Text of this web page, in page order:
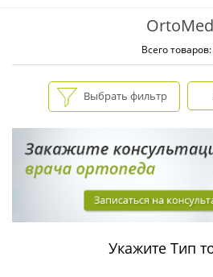
OrtoMed
Всего
Выбрать фильтр
Укажите Тип